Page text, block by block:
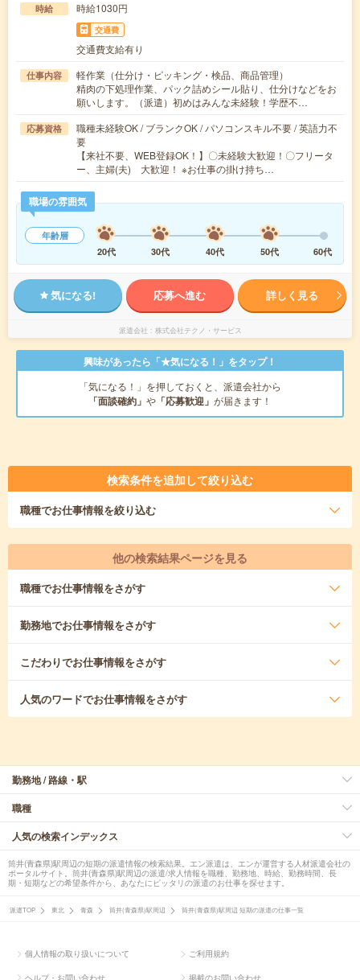
時給 時給1030円
交通費
交通費支給有り
仕事内容
軽作業（仕分け・ピッキング・検品、商品管理）
精肉の下処理作業、パック詰めシール貼り、仕分けなどをお
願いします。（派遣）初めはみんな未経験！学歴不…
応募資格
職種未経験OK / ブランクOK / パソコンスキル不要 / 英語力不
要
【来社不要、WEB登録OK！】〇未経験大歓迎！〇フリータ
ー、主婦(夫) 大歓迎！ ※お仕事の掛け持ち…
職場の雰囲気
年齢層
20代
30代 40代 50代 60代
気になる! 応募へ進む 詳しく見る
派遣会社 株式会社テクノ・サービス
興味があったら「★気になる！」をタップ！
「気になる！」を押しておくと、派遣会社から
「面談確約」 や 「応募歓迎」 が届きます！
検索条件を追加して絞り込む
職種でお仕事情報を絞り込む
他の検索結果ページを見る
職種でお仕事情報をさがす
勤務地でお仕事情報をさがす
こだわりでお仕事情報をさがす
人気のワードでお仕事情報をさがす
勤務地 / 路線・駅
職種
人気の検索インデックス
筒井(青森県)駅周辺の短期の派遣情報の検索結果。エン派遣は、エンが運営する人材派遣会社の
ポータルサイト。筒井(青森県)駅周辺の派遣/求人情報を職種、勤務地、時給、勤務時間、長
期・短期などの希望条件から、あなたにピッタリの派遣のお仕事を探せます。
派遣TOP 東北 青森 筒井(青森県)駅周辺 筒井(青森県)駅周辺 短期の派遣の仕事一覧
個人情報の取り扱いについて ご利用規約
ヘルプ・お問い合わせ 掲載のお問い合わせ